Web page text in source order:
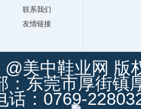
联系我们
友情链接
@美中鞋业网 版
：东莞市厚街镇
话：0769-